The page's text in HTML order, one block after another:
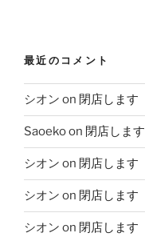
最近のコメント
シオン on 閉店します
Saoekoon 閉店します
シオン on 閉店します
シオン on 閉店します
シオン on 閉店します